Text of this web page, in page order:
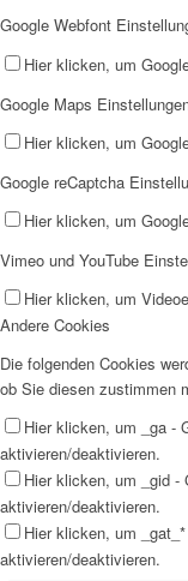
Google Webfont
Hier klicken, um
Google Maps
Hier klicken, um
Google reCaptcha
Hier klicken, um
Vimeo und YouTube
Hier klicken, um
Andere Cookies
Die folgenden Cookies
ob Sie diesen zustimmen
Hier klicken, um _ga -
aktivieren/deaktivieren.
Hier klicken, um _gid -
aktivieren/deaktivieren.
Hier klicken, um
aktivieren/deaktivieren.